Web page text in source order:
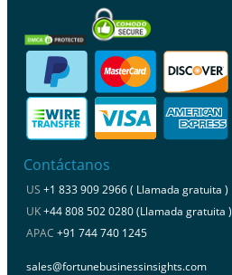
Contáctanos
US +1 833 909 2966 ( Llamada gratuita )
UK+44 808 502 0280 (Llamada gratuita )
APAC +91 744 740 1245
sales@fortunebusinessinsights.com